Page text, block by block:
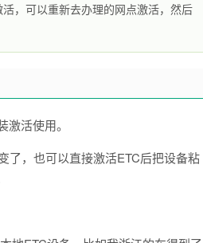
，可以重新去办理的网点激活，然后
活使用。
了，也可以直接激活ETC后把设备粘